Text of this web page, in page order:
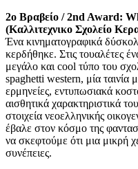
2ο Βραβείο / 2nd Award:
(Καλλιτεχνικο Σχολείο
Ένα κινηματογραφικά
κερδήθηκε. Στις τουαλέτες
μεγάλο και cool τύπο του
spaghetti western, μία ταινία
ερμηνείες, εντυπωσιακά
αισθητικά χαρακτηριστικά
στοιχεία νεοελληνικής
έβαλε στον κόσμο της
να σκεφτούμε ότι μια μικρή
συνέπειες.